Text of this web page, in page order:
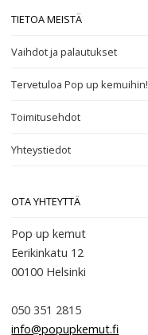
TIETOA MEISTÄ
Vaihdot ja palautukset
Tervetuloa Pop up kemuihin!
Toimitusehdot
Yhteystiedot
OTA YHTEYTTÄ
Pop up kemut
Eerikinkatu 12
00100 Helsinki
050 351 2815
info@popupkemut.fi